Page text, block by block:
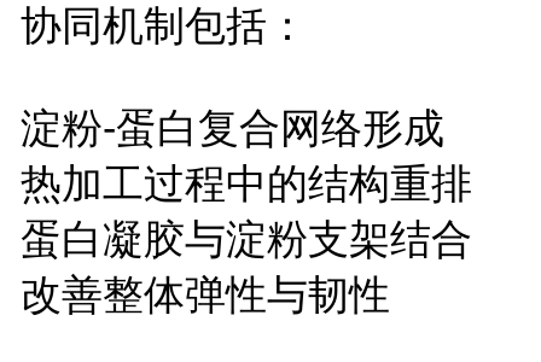
协同机制包括：
淀粉-蛋白复合网络形成
热加工过程中的结构重排
蛋白凝胶与淀粉支架结合
改善整体弹性与韧性